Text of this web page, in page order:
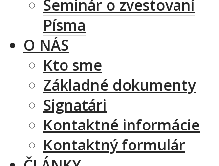
Seminár o zvestovaní
Písma
O NÁS
Kto sme
Základné dokumenty
Signatári
Kontaktné informácie
Kontaktný formulár